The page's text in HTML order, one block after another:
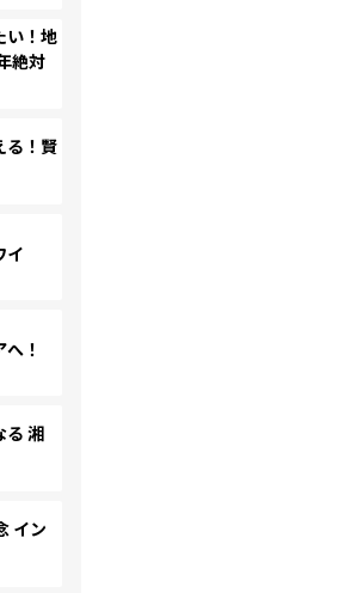
い！地
絶対
る！賢
イ
！
る 湘
イン